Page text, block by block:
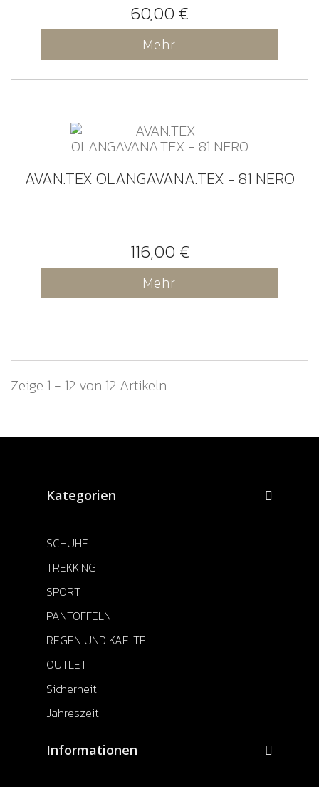
60,00 €
Mehr
AVAN.TEX OLANGAVANA.TEX - 81 NERO
116,00 €
Mehr
Zeige 1 - 12 von 12 Artikeln
Kategorien
SCHUHE
TREKKING
SPORT
PANTOFFELN
REGEN UND KAELTE
OUTLET
Sicherheit
Jahreszeit
Informationen